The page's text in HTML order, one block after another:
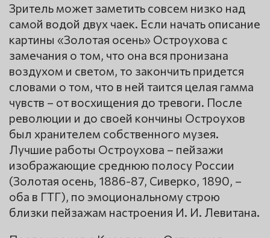
Зритель может заметить совсем низко над
самой водой двух чаек. Если начать описание
картины «Золотая осень» Остроухова с
замечания о том, что она вся пронизана
воздухом и светом, то закончить придется
словами о том, что в ней таится целая гамма
чувств – от восхищения до тревоги. После
революции и до своей кончины Остроухов
был хранителем собственного музея.
Лучшие работы Остроухова – пейзажи
изображающие среднюю полосу России
(Золотая осень, 1886-87, Сиверко, 1890, –
оба в ГТГ), по эмоциональному строю
близки пейзажам настроения И. И. Левитана.